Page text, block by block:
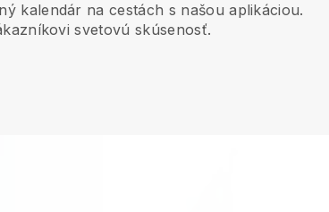
kalendár na cestách s našou aplikáciou.
svetovú skúsenosť.